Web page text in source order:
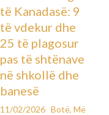
të Kanadasë: 9
të vdekur dhe
25 të plagosur
pas të shtënave
në shkollë dhe
banesë
11/02/2026 Botë,Më